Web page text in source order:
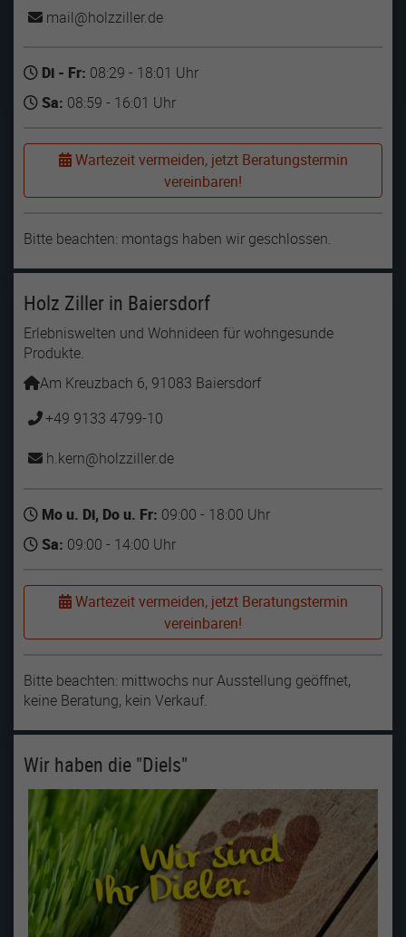
Anbieter
Detects how the user reached the website by
registering their last URL-address.
Name topicsLastReferenceTime
Zweck
it checked browser topics for personalized
mail holzziller de
Di - Fr: 08:29 - 18:01 Uhr
Sa: 08:59 - 16:01 Uhr
Wartezeit vermeiden, jetzt Beratungstermin
vereinbaren!
Bitte beachten: montags haben wir geschlossen.
Holz Ziller in Baiersdorf
Erlebniswelten und Wohnideen für wohngesunde
Produkte.
Am Kreuzbach 6, 91083 Baiersdorf
+49 9133 4799-10
h.kern holzziller de
Mo u. Di, Do u. Fr: 09:00 - 18:00 Uhr
Sa: 09:00 - 14:00 Uhr
Wartezeit vermeiden, jetzt Beratungstermin
vereinbaren!
Bitte beachten: mittwochs nur Ausstellung geöffnet,
keine Beratung, kein Verkauf.
Wir haben die "Diels"